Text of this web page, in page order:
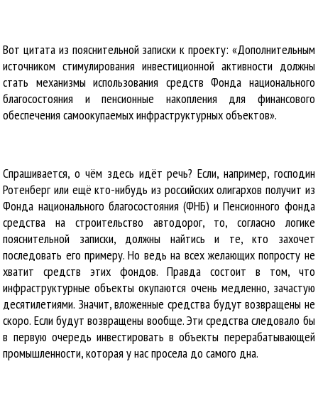
Вот цитата из пояснительной записки к проекту: «Дополнительным
источником стимулирования инвестиционной активности должны
стать механизмы использования средств Фонда национального
благосостояния и пенсионные накопления для финансового
обеспечения самоокупаемых инфраструктурных объектов».
Спрашивается, о чём здесь идёт речь? Если, например, господин
Ротенберг или ещё кто-нибудь из российских олигархов получит из
Фонда национального благосостояния (ФНБ) и Пенсионного фонда
средства на строительство автодорог, то, согласно логике
пояснительной записки, должны найтись и те, кто захочет
последовать его примеру. Но ведь на всех желающих попросту не
хватит средств этих фондов. Правда состоит в том, что
инфраструктурные объекты окупаются очень медленно, зачастую
десятилетиями. Значит, вложенные средства будут возвращены не
скоро. Если будут возвращены вообще. Эти средства следовало бы
в первую очередь инвестировать в объекты перерабатывающей
промышленности, которая у нас просела до самого дна.